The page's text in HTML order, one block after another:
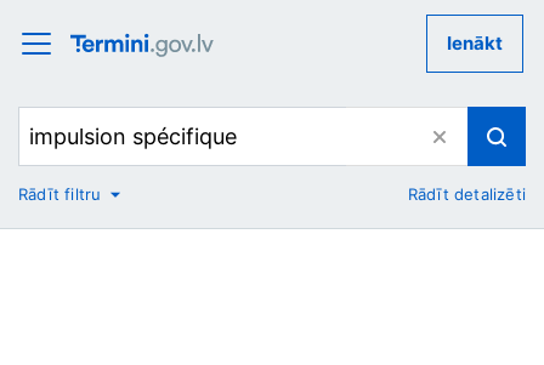
Ienākt
No
Rādīt filtru Rādīt detalizēti